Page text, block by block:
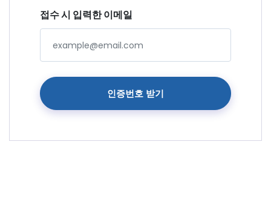
접수 시 입력한 이메일
인증번호 받기